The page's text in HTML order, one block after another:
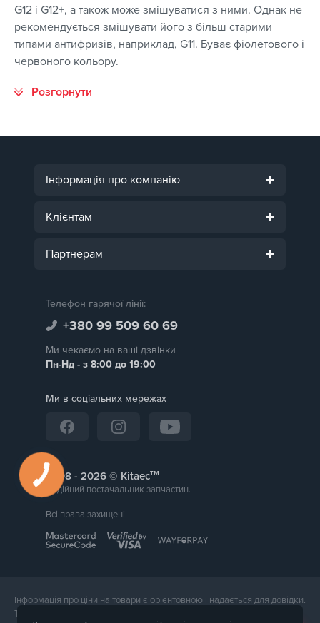
G12 і G12+, а також може змішуватися з ними. Однак не
рекомендується змішувати його з більш старими
типами антифризів, наприклад, G11. Буває фіолетового і
червоного кольору.
Інформація про компанію
Клієнтам
Партнерам
Телефон гарячої лінії:
+380 99 509 60 69
Ми чекаємо на ваші дзвінки
Пн-Нд - з 8:00 до 19:00
Ми в соціальних мережах
2008 - © Kitaecтм
Надійний постачальник запчастин.
Всі права захищені.
Інформація про ціни на товари є орієнтовною і надається для довідки.
Точна вартість товару буде названа менеджером магазину при